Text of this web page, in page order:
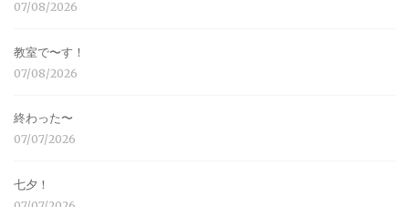
07/08/2026
教室で〜す！
07/08/2026
終わった〜
07/07/2026
七夕！